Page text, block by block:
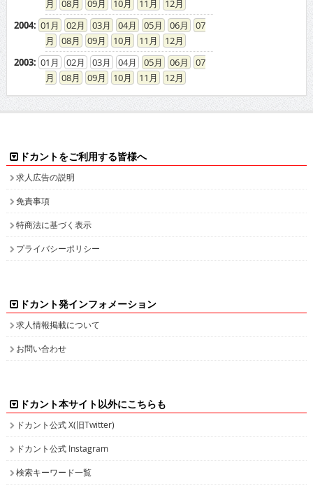
08
09 10 11 12
ドカントをご利用する皆様へ
求人広告の説明
特商法に基づく表示
プライバシーポリシー
求人情報掲載について
ドカント公式 X(旧Twitter)
検索キーワード一覧
高収入求人をお探しなら、高収入求人情報誌ドカント
男の稼げる求人・高収入求人アルバイト情報マガジン
最新の高収入求人情報をゲットしてドカント稼ごう。